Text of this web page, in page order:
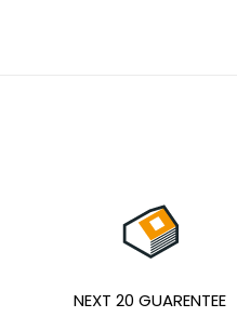
NEXT 20 GUARENTEE